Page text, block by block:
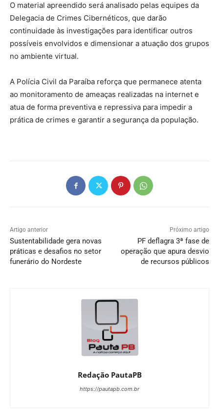
O material apreendido será analisado pelas equipes da
Delegacia de Crimes Cibernéticos, que darão
continuidade às investigações para identificar outros
possíveis envolvidos e dimensionar a atuação dos grupos
no ambiente virtual.
A Polícia Civil da Paraíba reforça que permanece atenta
ao monitoramento de ameaças realizadas na internet e
atua de forma preventiva e repressiva para impedir a
prática de crimes e garantir a segurança da população.
Artigo anterior
Sustentabilidade gera novas
práticas e desafios no setor
funerário do Nordeste
Próximo artigo
PF deflagra 3ª fase de
operação que apura desvio
de recursos públicos
Redação PautaPB
https://pautapb.com.br